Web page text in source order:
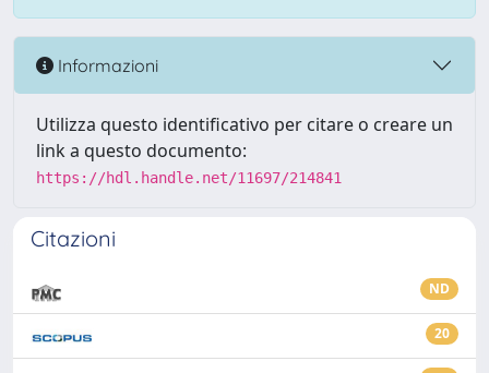
Informazioni
Utilizza questo identificativo per citare o creare un
link a questo documento:
https://hdl.handle.net/11697/214841
Citazioni
ND
20